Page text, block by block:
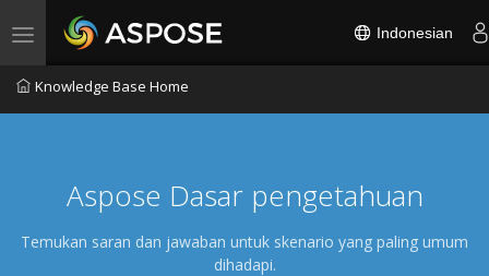
Toggle navigation Indonesian
Knowledge Base Home
Aspose Dasar pengetahuan
Temukan saran dan jawaban untuk skenario yang paling umum
dihadapi.